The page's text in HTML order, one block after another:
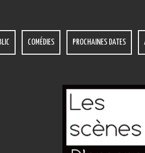
COMÉDIES PROCHAINES DATES